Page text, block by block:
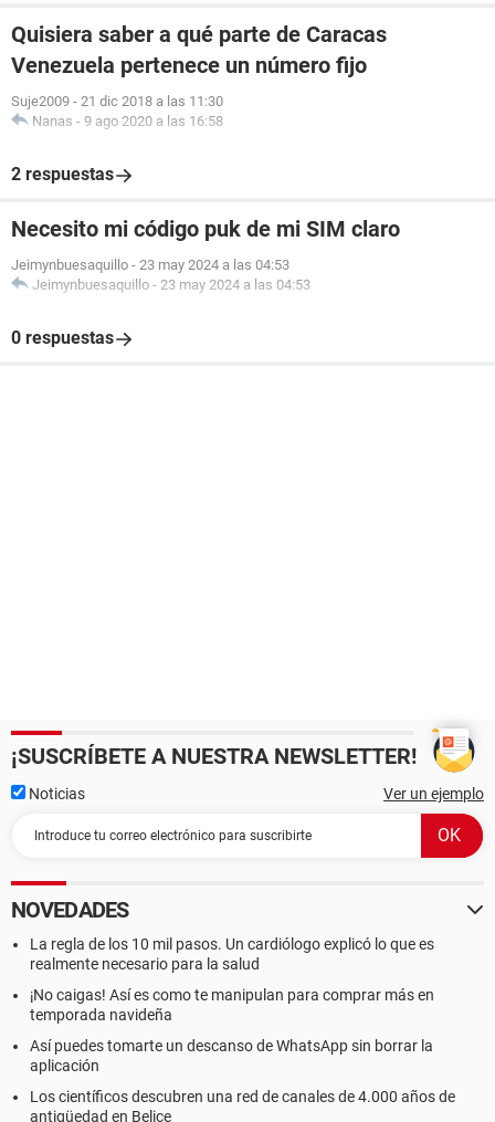
Quisiera saber a qué parte de Caracas
Venezuela pertenece un número fijo
Suje2009 - 21 dic 2018 a las 11:30
Nanas - 9 ago 2020 a las 16:58
2 respuestas
Necesito mi código puk de mi SIM claro
Jeimynbuesaquillo - 23 may 2024 a las 04:53
Jeimynbuesaquillo - 23 may 2024 a las 04:53
0 respuestas
¡SUSCRÍBETE A NUESTRA NEWSLETTER!
Noticias Ver un ejemplo
NOVEDADES
La regla de los 10 mil pasos. Un cardiólogo explicó lo que es
realmente necesario para la salud
¡No caigas! Así es como te manipulan para comprar más en
temporada navideña
Así puedes tomarte un descanso de WhatsApp sin borrar la
aplicación
Los científicos descubren una red de canales de 4.000 años de
antigüedad en Belice